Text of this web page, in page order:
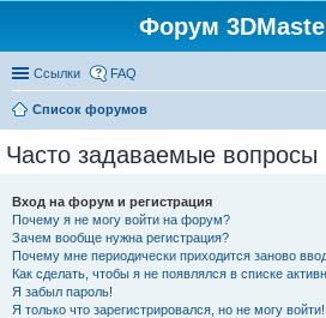
Форум
Ссылки FAQ
Список форумов
Часто задаваемые вопросы
Вход на форум и регистрация
Почему я не могу войти на форум?
Зачем вообще нужна регистрация?
Почему мне периодически приходится заново
Как сделать, чтобы я не появлялся в списке
Я забыл пароль!
Я только что зарегистрировался, но не могу войти!